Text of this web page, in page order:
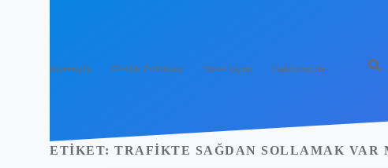
Anasayfa Gizlilik Politikası Yasal Uyarı Hakkımızda
ETIKET: TRAFIKTE SAĞDAN SOLLAMAK VAR